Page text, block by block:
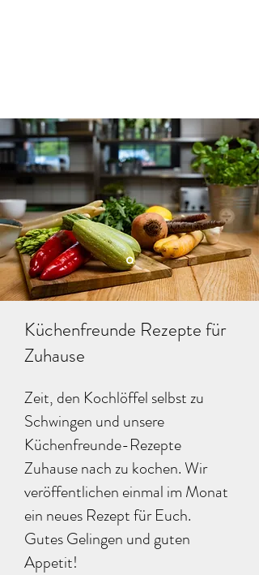
Küchenfreunde Rezepte für
Zuhause
Zeit, den Kochlöffel selbst zu
Schwingen und unsere
Küchenfreunde-Rezepte
Zuhause nach zu kochen. Wir
veröffentlichen einmal im Monat
ein neues Rezept für Euch.
Gutes Gelingen und guten
Appetit!